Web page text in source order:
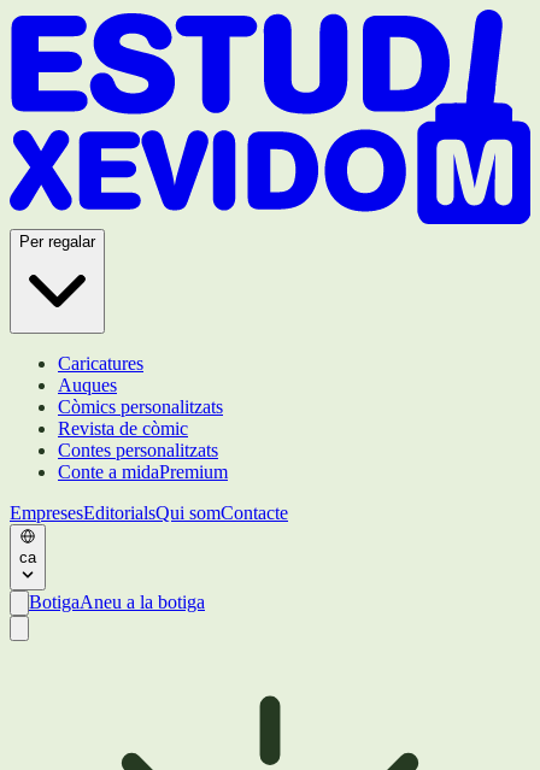
Per regalar
Caricatures
Auques
Còmics personalitzats
Revista de còmic
Contes personalitzats
Conte a midaPremium
EmpresesEditorialsQui somContacte
ca
BotigaAneu a la botiga